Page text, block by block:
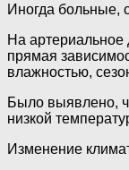
Иногда больные,
На артериальное
прямая
влажностью,
Было выявлено,
низкой
Изменение